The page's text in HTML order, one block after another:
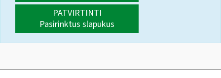
PATVIRTINTI
Pasirinktus slapukus